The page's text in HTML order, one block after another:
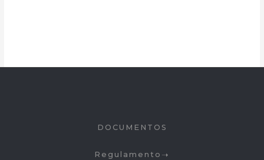
DOCUMENTOS
Regulamento